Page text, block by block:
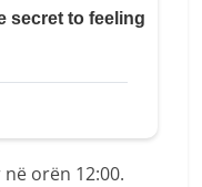
orën 12:00.